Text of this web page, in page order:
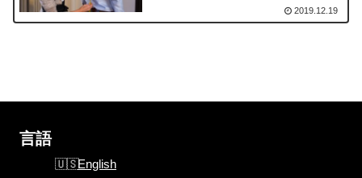
2019.12.19
言語
English